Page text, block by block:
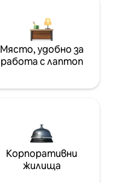
Място, удобно за
работа с лаптоп
Корпоративни
жилища